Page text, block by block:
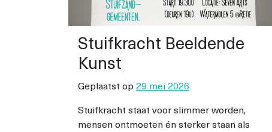
Stuifkracht Beeldende
Kunst
Geplaatst op 29 mei 2026
Stuifkracht staat voor slimmer worden,
mensen ontmoeten én sterker staan als